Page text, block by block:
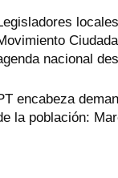
nacional
encabeza
la población: